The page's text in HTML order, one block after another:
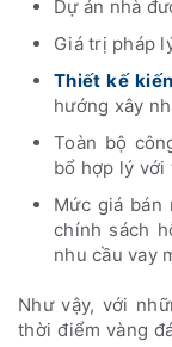
Dự án nhà
Giá trị pháp
Thiết kế
hướng xây
Toàn bộ
bổ hợp lý với
Mức giá bán
chính sách
nhu cầu vay
Như vậy, với
thời điểm vàng